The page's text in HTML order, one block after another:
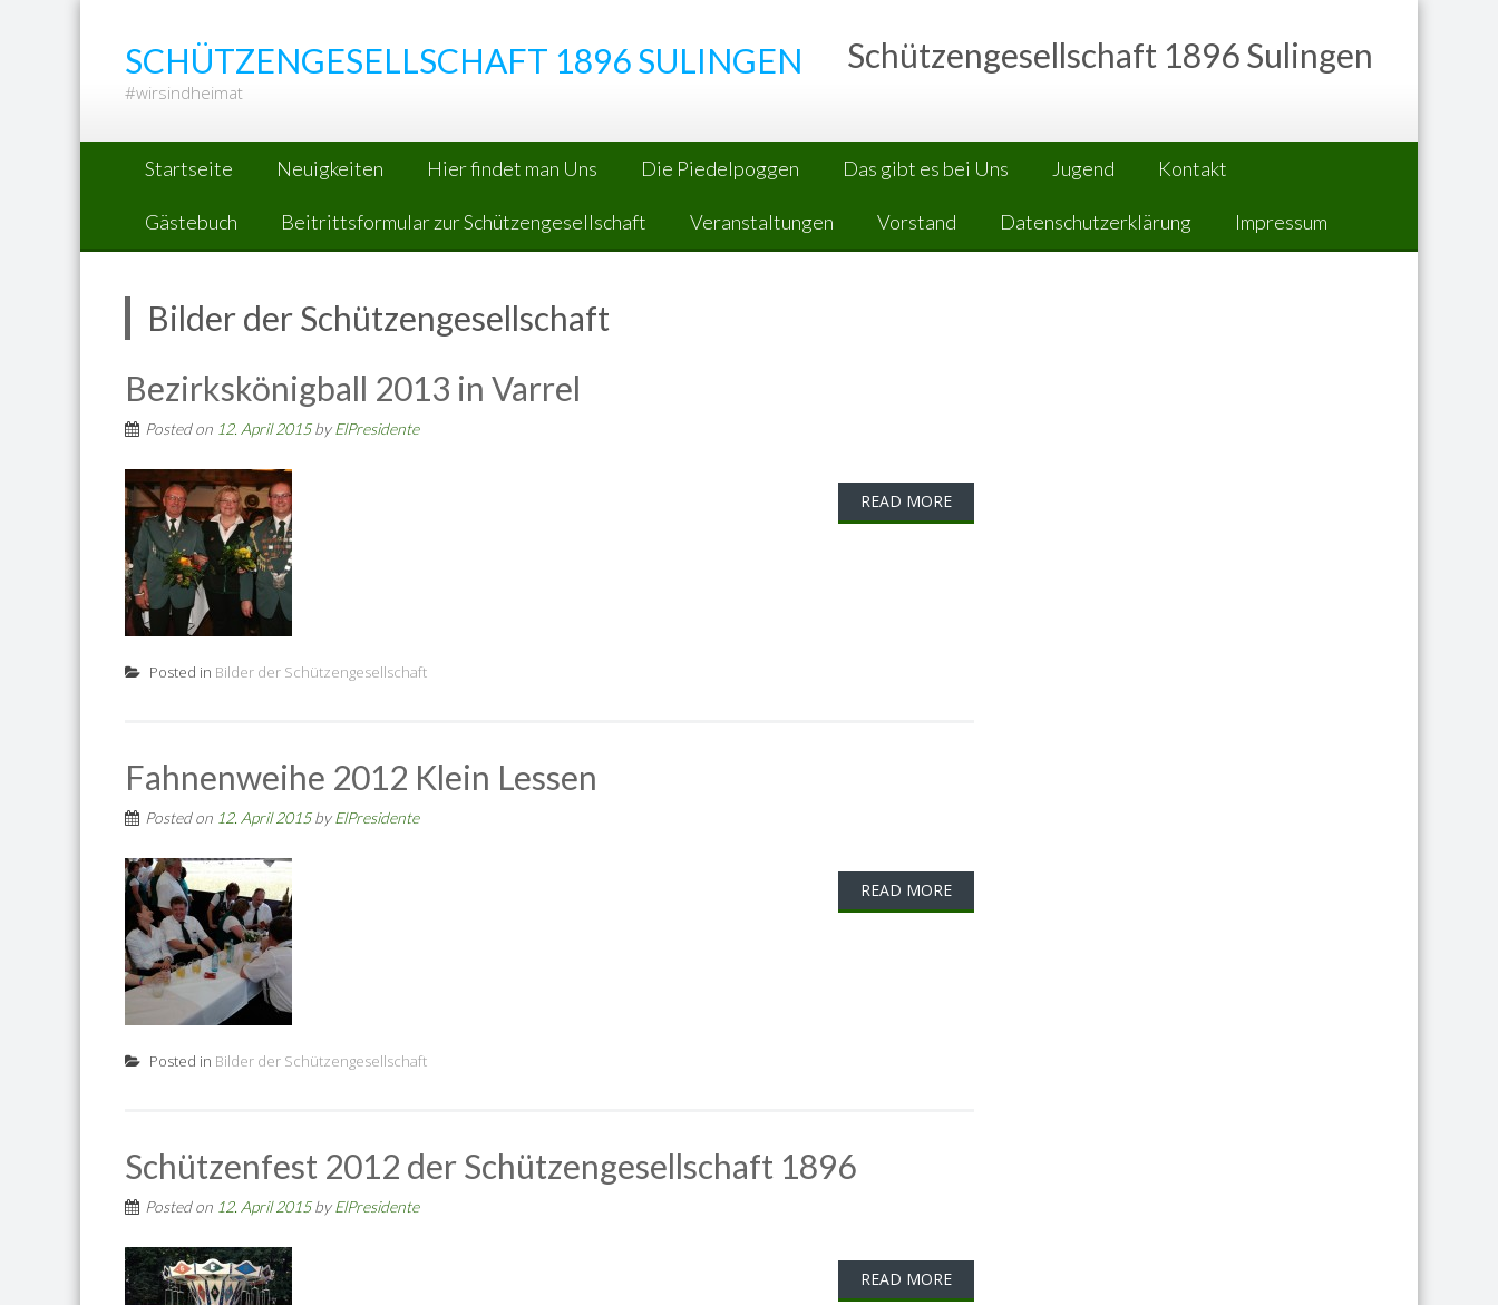
SCHÜTZENGESELLSCHAFT 1896 SULINGEN
#wirsindheimat
Schützengesellschaft 1896 Sulingen
Startseite Neuigkeiten Hier findet man Uns Die Piedelpoggen Das gibt es bei Uns Jugend Kontakt
Gästebuch Beitrittsformular zur Schützengesellschaft Veranstaltungen Vorstand Datenschutzerklärung Impressum
Bilder der Schützengesellschaft
Bezirkskönigball 2013 in Varrel
Posted on 12. April 2015byElPresidente
READ MORE
Posted in Bilder der Schützengesellschaft
Fahnenweihe 2012 Klein Lessen
Posted on 12. April 2015byElPresidente
READ MORE
Posted in Bilder der Schützengesellschaft
Schützenfest 2012 der Schützengesellschaft 1896
Posted on 12. April 2015byElPresidente
READ MORE